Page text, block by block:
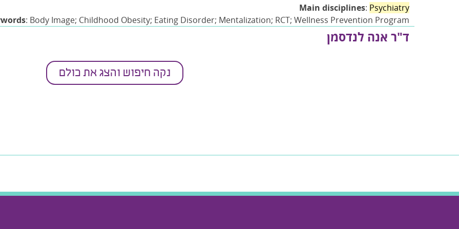
Main disciplines: Psychiatry
: Body Image; Childhood Obesity; Eating Disorder; Mentalization; RCT; Wellness Prevention Program
ד"ר אנה לנדסמן
Secondary disciplines
Keywords: Family; Mental Health; Recovery-promoting Interventions; Trauma And Growth
נקה חיפוש והצג את כולם